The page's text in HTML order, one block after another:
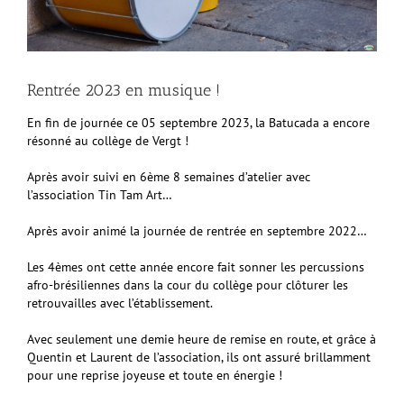
Rentrée 2023 en musique !
En fin de journée ce 05 septembre 2023, la Batucada a encore
résonné au collège de Vergt !
Après avoir suivi en 6ème 8 semaines d’atelier avec
l’association Tin Tam Art…
Après avoir animé la journée de rentrée en septembre 2022…
Les 4èmes ont cette année encore fait sonner les percussions
afro-brésiliennes dans la cour du collège pour clôturer les
retrouvailles avec l’établissement.
Avec seulement une demie heure de remise en route, et grâce à
Quentin et Laurent de l’association, ils ont assuré brillamment
pour une reprise joyeuse et toute en énergie !